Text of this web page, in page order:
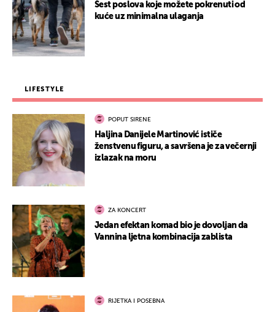
Šest poslova koje možete pokrenuti od
kuće uz minimalna ulaganja
LIFESTYLE
POPUT SIRENE
Haljina Danijele Martinović ističe
ženstvenu figuru, a savršena je za večernji
izlazak na moru
ZA KONCERT
Jedan efektan komad bio je dovoljan da
Vannina ljetna kombinacija zablista
RIJETKA I POSEBNA